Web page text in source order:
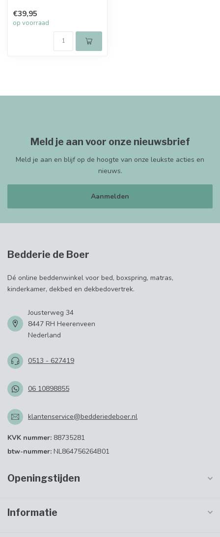
€39,95
op voorraad
Meld je aan voor onze nieuwsbrief
Meld je aan en blijf op de hoogte van onze leukste acties en
nieuws.
Aanmelden
Bedderie de Boer
Dé online beddenwinkel voor bed, boxspring, matras,
kinderkamer, dekbed en dekbedovertrek.
Jousterweg 34
8447 RH Heerenveen
Nederland
0513 - 627419
06 10898855
klantenservice@bedderiedeboer.nl
KVK nummer: 88735281
btw-nummer: NL864756264B01
Openingstijden
Informatie